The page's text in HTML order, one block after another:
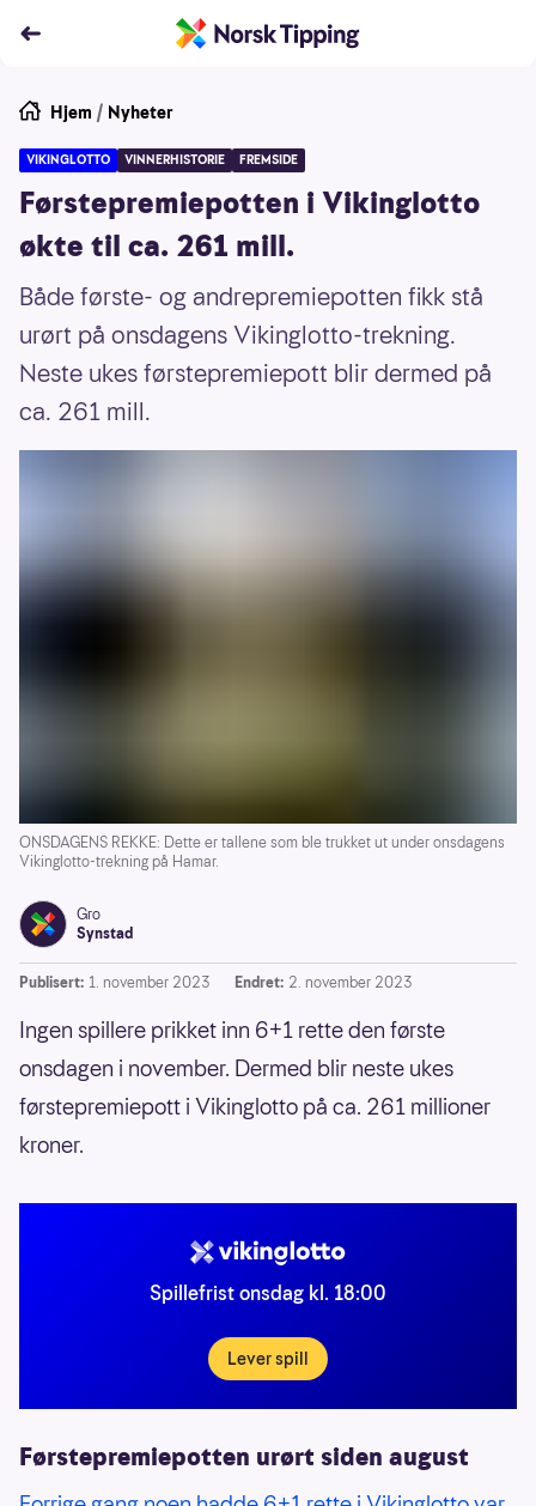
Hjem / Nyheter
VIKINGLOTTO VINNERHISTORIE FREMSIDE
Førstepremiepotten i Vikinglotto
økte til ca. 261 mill.
Både første- og andrepremiepotten fikk stå
urørt på onsdagens Vikinglotto-trekning.
Neste ukes førstepremiepott blir dermed på
ca. 261 mill.
ONSDAGENS REKKE: Dette er tallene som ble trukket ut under onsdagens
Vikinglotto-trekning på Hamar.
Gro
Synstad
Publisert: 1. november 2023 Endret: 2. november 2023
Ingen spillere prikket inn 6+1 rette den første
onsdagen i november. Dermed blir neste ukes
førstepremiepott i Vikinglotto på ca. 261 millioner
kroner.
Spillefrist onsdag kl. 18:00
Lever spill
Førstepremiepotten urørt siden august